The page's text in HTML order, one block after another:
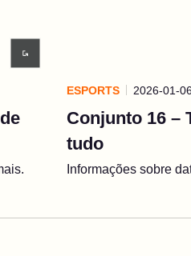
ESPORTS 2026-01-
Conjunto 16 –
tudo
Informações sobre